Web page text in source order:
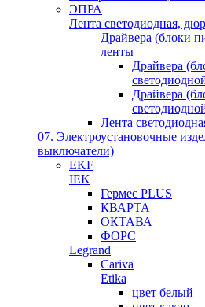
ЭПРА
Лента светодиодная,
Драйвера (блоки
ленты
Драйвера
Драйвера
Лента
07. Электроустановочные
выключатели)
EKF
IEK
Гермес PLUS
КВАРТА
ОКТАВА
ФОРС
Legrand
Cariva
Etika
цвет белый